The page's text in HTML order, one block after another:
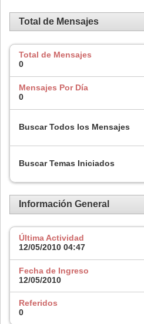
Total de Mensajes
Total de Mensajes
0
Mensajes Por Día
0
Buscar Todos los Mensajes
Buscar Temas Iniciados
Información General
Última Actividad
12/05/2010 04:47
Fecha de Ingreso
12/05/2010
Referidos
0